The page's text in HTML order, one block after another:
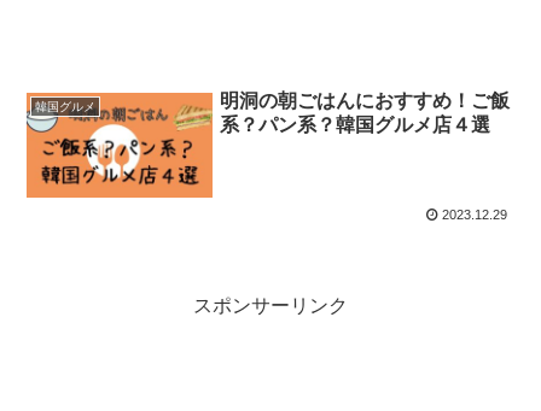
韓国グルメ
明洞の朝ごはんにおすすめ！ご飯
系？パン系？韓国グルメ店４選
2023.12.29
スポンサーリンク